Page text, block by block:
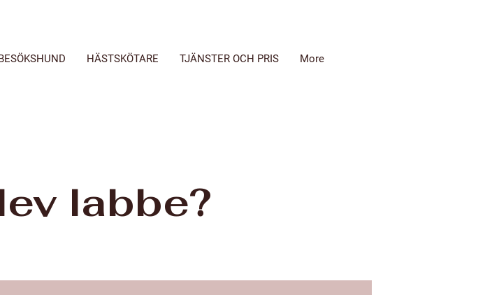
HÄSTSKÖTARE TJÄNSTER OCH PRIS More
labbe?